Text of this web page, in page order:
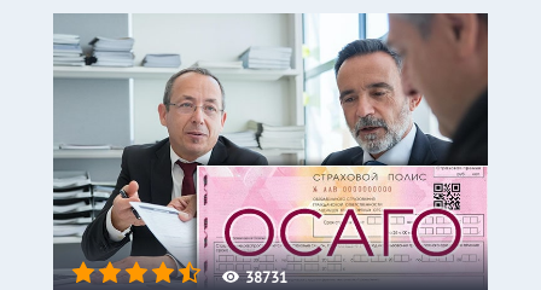
38731